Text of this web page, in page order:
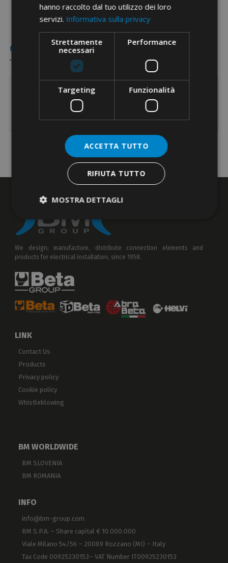
Odniesienie
Opis
Kabel Cu/Al
Kabel stalowy
[Ø mm]
głowica do cięcia 100 maks. -
We design, manufacture, distribute connection elements and
products for electrical installation, since 1958.
LINK
Contact Us
Products
Privacy policy
Cookie policy
Whistleblowing
BM WORLDWIDE
BM SLOVENIA
BM ROMANIA
INFO
info@bm-group.com
BM S.P.A. – Share capital € 10.000.000
Viale Milano 54/56 – 20089 Rozzano (MI) – Italy
Tax Code 00925230153– VAT Number IT00925230153
hanno raccolto dal tuo utilizzo dei loro
servizi. Informativa sulla privacy
Strettamente
necessari
Performance
Targeting Funzionalità
ACCETTA TUTTO
RIFIUTA TUTTO
MOSTRA DETTAGLI